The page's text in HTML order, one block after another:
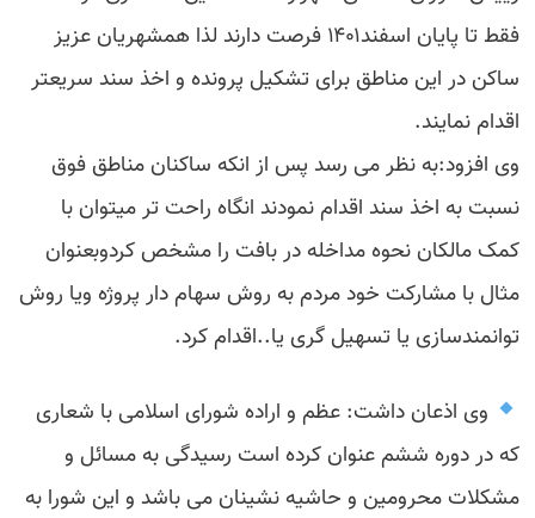
فقط تا پایان اسفند۱۴۰۱ فرصت دارند لذا همشهریان عزیز
ساکن در این مناطق برای تشکیل پرونده و اخذ سند سریعتر
اقدام نمایند.
وی افزود:به نظر می رسد پس از انکه ساکنان مناطق فوق
نسبت به اخذ سند اقدام نمودند انگاه راحت تر میتوان با
کمک مالکان نحوه مداخله در بافت را مشخص کردوبعنوان
مثال با مشارکت خود مردم به روش سهام دار پروژه ویا روش
توانمندسازی یا تسهیل گری یا..اقدام کرد.
وی اذعان داشت: عظم و اراده شورای اسلامی با شعاری
که در دوره ششم عنوان کرده است رسیدگی به مسائل و
مشکلات محرومین و حاشیه نشینان می باشد و این شورا به